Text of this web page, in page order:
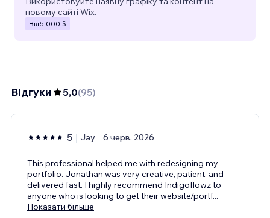
новому сайті Wix.
Від5 000 $
Відгуки 5,0(95)
5 Jay 6 черв. 2026
This professional helped me with redesigning my
portfolio. Jonathan was very creative, patient, and
delivered fast. I highly recommend Indigoflowz to
anyone who is looking to get their website/portf...
Показати більше